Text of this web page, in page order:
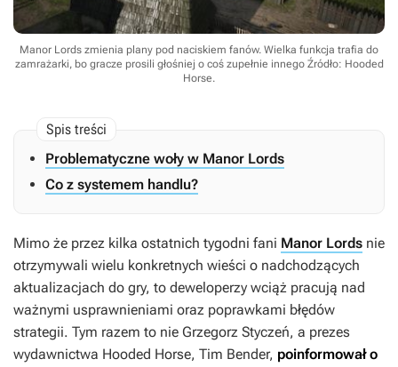
Manor Lords zmienia plany pod naciskiem fanów. Wielka funkcja trafia do
zamrażarki, bo gracze prosili głośniej o coś zupełnie innego Źródło: Hooded
Horse.
Problematyczne woły w Manor Lords
Co z systemem handlu?
Mimo że przez kilka ostatnich tygodni fani Manor Lords nie
otrzymywali wielu konkretnych wieści o nadchodzących
aktualizacjach do gry, to deweloperzy wciąż pracują nad
ważnymi usprawnieniami oraz poprawkami błędów
strategii. Tym razem to nie Grzegorz Styczeń, a prezes
wydawnictwa Hooded Horse, Tim Bender, poinformował o